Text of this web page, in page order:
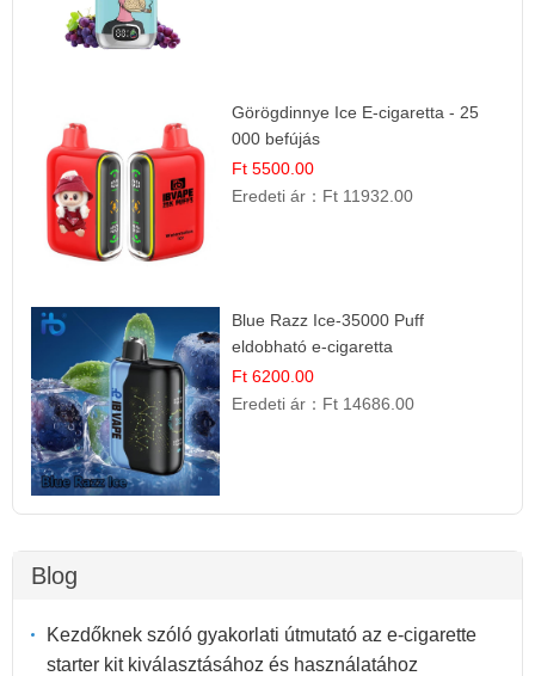
Görögdinnye Ice E-cigaretta - 25
000 befújás
Ft 5500.00
Eredeti ár： Ft 11932.00
Blue Razz Ice-35000 Puff
eldobható e-cigaretta
Ft 6200.00
Eredeti ár： Ft 14686.00
Blog
Kezdőknek szóló gyakorlati útmutató az e-cigarette
starter kit kiválasztásához és használatához